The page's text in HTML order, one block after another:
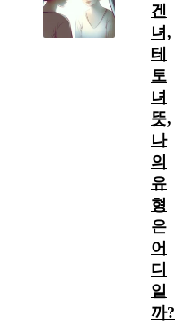
겐
녀,
테
토
녀
뜻,
나
의
유
형
은
어
디
일
까?